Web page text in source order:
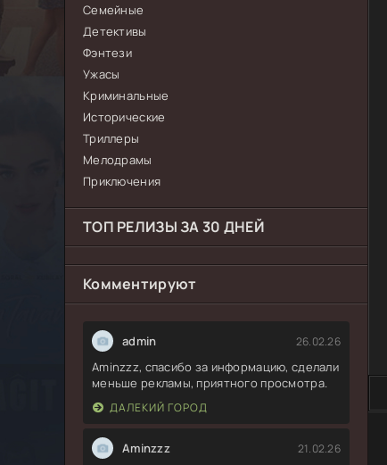
Семейные
Детективы
Фэнтези
Ужасы
Криминальные
Исторические
Триллеры
Мелодрамы
Приключения
ТОП РЕЛИЗЫ ЗА 30 ДНЕЙ
Комментируют
admin 26.02.26
Aminzzz, спасибо за информацию, сделали
меньше рекламы, приятного просмотра.
ДАЛЕКИЙ ГОРОД
Aminzzz 21.02.26